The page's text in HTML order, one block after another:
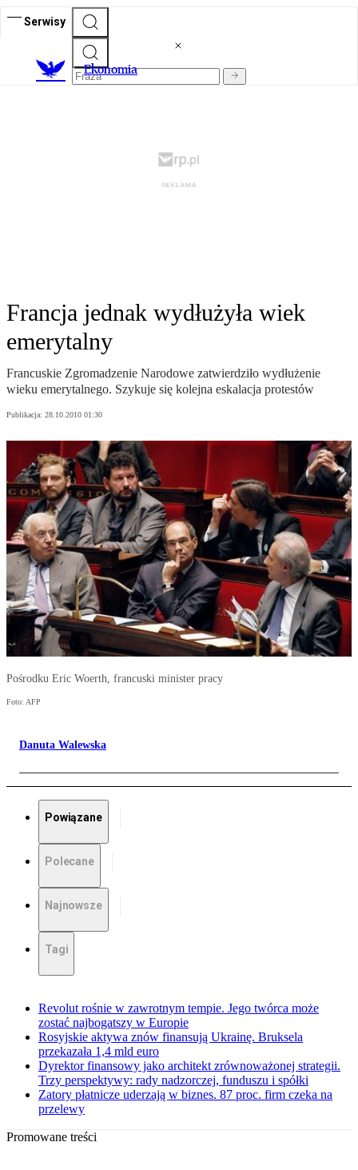
Serwisy
Ekonomia
Francja jednak wydłużyła wiek
emerytalny
Francuskie Zgromadzenie Narodowe zatwierdziło wydłużenie
wieku emerytalnego. Szykuje się kolejna eskalacja protestów
Publikacja: 28.10.2010 01:30
Pośrodku Eric Woerth, francuski minister pracy
Foto: AFP
Danuta Walewska
Powiązane
Polecane
Najnowsze
Tagi
Revolut rośnie w zawrotnym tempie. Jego twórca może
zostać najbogatszy w Europie
Rosyjskie aktywa znów finansują Ukrainę. Bruksela
przekazała 1,4 mld euro
Dyrektor finansowy jako architekt zrównoważonej strategii.
Trzy perspektywy: rady nadzorczej, funduszu i spółki
Zatory płatnicze uderzają w biznes. 87 proc. firm czeka na
przelewy
Promowane treści